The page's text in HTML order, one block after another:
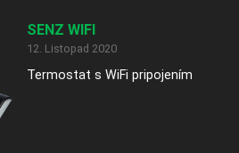
SENZ WIFI
12. Listopad 2020
Termostat s WiFi pripojením